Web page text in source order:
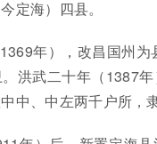
定海）四县。
年），改昌国州
洪武二十年（1387
中、中左两千户所，